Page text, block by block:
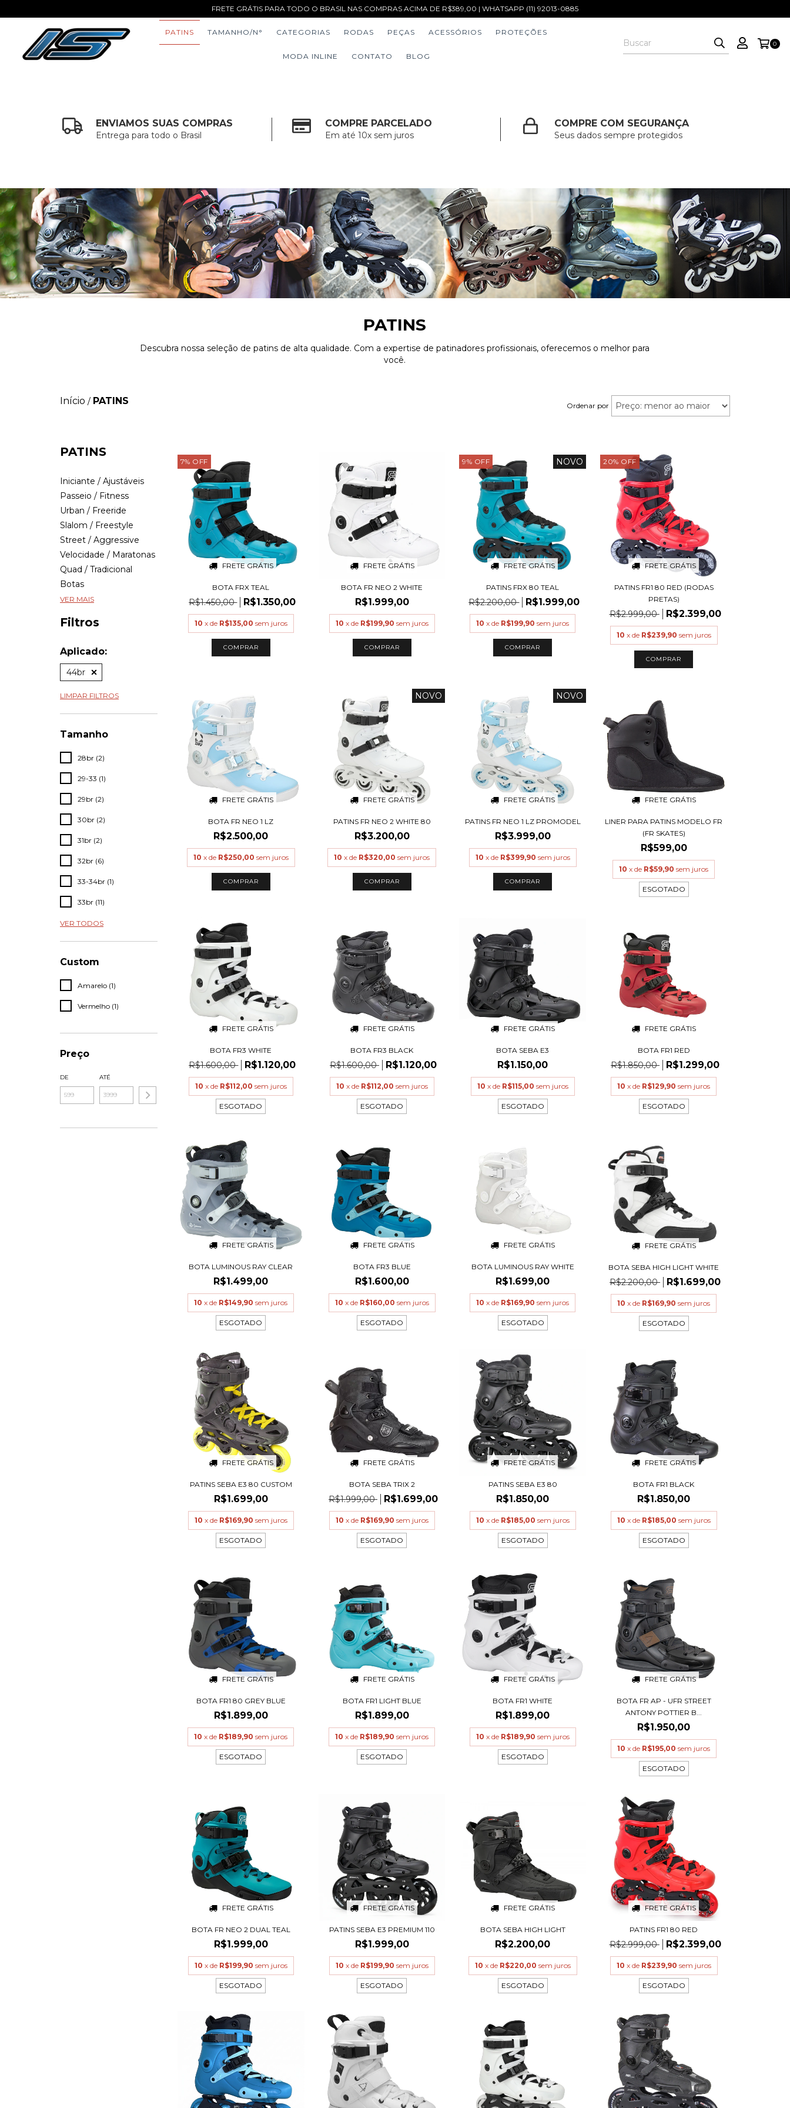
FRETE GRÁTIS PARA TODO O BRASIL NAS COMPRAS ACIMA DE R$389,00 | WHATSAPP (11) 92013-0885
PATINS TAMANHO/N° CATEGORIAS RODAS PEÇAS ACESSÓRIOS PROTEÇÕES
MODA INLINE CONTATO BLOG
0
ENVIAMOS SUAS COMPRAS
Entrega para todo o Brasil
COMPRE PARCELADO
Em até 10x sem juros
COMPRE COM SEGURANÇA
Seus dados sempre protegidos
PATINS
Descubra nossa seleção de patins de alta qualidade. Com a expertise de patinadores profissionais, oferecemos o melhor para
você.
Início / PATINS Ordenar por
PATINS
Iniciante / Ajustáveis
Passeio / Fitness
Urban / Freeride
Slalom / Freestyle
Street / Aggressive
Velocidade / Maratonas
Quad / Tradicional
Botas
VER MAIS
Filtros
Aplicado:
44br
LIMPAR FILTROS
Tamanho
28br (2)
29-33 (1)
29br (2)
30br (2)
31br (2)
32br (6)
33-34br (1)
33br (11)
VER TODOS
Custom
Amarelo (1)
Vermelho (1)
Preço
DE ATÉ
7% OFF
FRETE GRÁTIS
BOTA FRX TEAL
R$1.450,00 R$1.350,00
10 x de R$135,00 sem juros
COMPRAR
FRETE GRÁTIS
BOTA FR NEO 2 WHITE
R$1.999,00
10 x de R$199,90 sem juros
COMPRAR
9% OFF
FRETE GRÁTIS
NOVO
PATINS FRX 80 TEAL
R$2.200,00 R$1.999,00
10 x de R$199,90 sem juros
COMPRAR
20% OFF
FRETE GRÁTIS
PATINS FR1 80 RED (RODAS
PRETAS)
R$2.999,00 R$2.399,00
10 x de R$239,90 sem juros
COMPRAR
FRETE GRÁTIS
BOTA FR NEO 1 LZ
R$2.500,00
10 x de R$250,00 sem juros
COMPRAR
FRETE GRÁTIS
NOVO
PATINS FR NEO 2 WHITE 80
R$3.200,00
10 x de R$320,00 sem juros
COMPRAR
FRETE GRÁTIS
NOVO
PATINS FR NEO 1 LZ PROMODEL
R$3.999,00
10 x de R$399,90 sem juros
COMPRAR
FRETE GRÁTIS
LINER PARA PATINS MODELO FR
(FR SKATES)
R$599,00
10 x de R$59,90 sem juros
ESGOTADO
FRETE GRÁTIS
BOTA FR3 WHITE
R$1.600,00 R$1.120,00
10 x de R$112,00 sem juros
ESGOTADO
FRETE GRÁTIS
BOTA FR3 BLACK
R$1.600,00 R$1.120,00
10 x de R$112,00 sem juros
ESGOTADO
FRETE GRÁTIS
BOTA SEBA E3
R$1.150,00
10 x de R$115,00 sem juros
ESGOTADO
FRETE GRÁTIS
BOTA FR1 RED
R$1.850,00 R$1.299,00
10 x de R$129,90 sem juros
ESGOTADO
FRETE GRÁTIS
BOTA LUMINOUS RAY CLEAR
R$1.499,00
10 x de R$149,90 sem juros
ESGOTADO
FRETE GRÁTIS
BOTA FR3 BLUE
R$1.600,00
10 x de R$160,00 sem juros
ESGOTADO
FRETE GRÁTIS
BOTA LUMINOUS RAY WHITE
R$1.699,00
10 x de R$169,90 sem juros
ESGOTADO
FRETE GRÁTIS
BOTA SEBA HIGH LIGHT WHITE
R$2.200,00 R$1.699,00
10 x de R$169,90 sem juros
ESGOTADO
FRETE GRÁTIS
PATINS SEBA E3 80 CUSTOM
R$1.699,00
10 x de R$169,90 sem juros
ESGOTADO
FRETE GRÁTIS
BOTA SEBA TRIX 2
R$1.999,00 R$1.699,00
10 x de R$169,90 sem juros
ESGOTADO
FRETE GRÁTIS
PATINS SEBA E3 80
R$1.850,00
10 x de R$185,00 sem juros
ESGOTADO
FRETE GRÁTIS
BOTA FR1 BLACK
R$1.850,00
10 x de R$185,00 sem juros
ESGOTADO
FRETE GRÁTIS
BOTA FR1 80 GREY BLUE
R$1.899,00
10 x de R$189,90 sem juros
ESGOTADO
FRETE GRÁTIS
BOTA FR1 LIGHT BLUE
R$1.899,00
10 x de R$189,90 sem juros
ESGOTADO
FRETE GRÁTIS
BOTA FR1 WHITE
R$1.899,00
10 x de R$189,90 sem juros
ESGOTADO
FRETE GRÁTIS
BOTA FR AP - UFR STREET
ANTONY POTTIER B...
R$1.950,00
10 x de R$195,00 sem juros
ESGOTADO
FRETE GRÁTIS
BOTA FR NEO 2 DUAL TEAL
R$1.999,00
10 x de R$199,90 sem juros
ESGOTADO
FRETE GRÁTIS
PATINS SEBA E3 PREMIUM 110
R$1.999,00
10 x de R$199,90 sem juros
ESGOTADO
FRETE GRÁTIS
BOTA SEBA HIGH LIGHT
R$2.200,00
10 x de R$220,00 sem juros
ESGOTADO
FRETE GRÁTIS
PATINS FR1 80 RED
R$2.999,00 R$2.399,00
10 x de R$239,90 sem juros
ESGOTADO